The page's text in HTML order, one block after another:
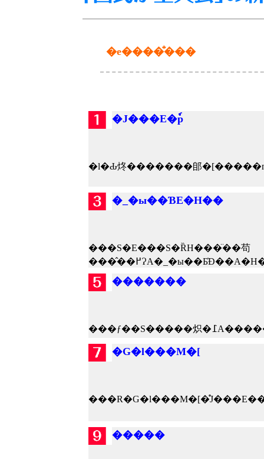
�e����̐���
�J���E�ٗp
�_�ы��ƁE�H��
���S�E���S�ȐH���̈��苟
�������
�G�l���M�[
�����